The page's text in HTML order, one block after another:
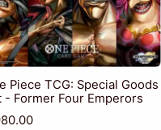
Piece TCG: Special Goods
- Former Four Emperors
habitual